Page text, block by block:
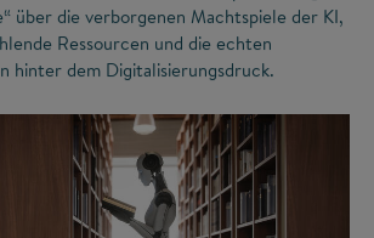
über die verborgenen Machtspiele der KI,
Ressourcen und die echten
hinter dem Digitalisierungsdruck.